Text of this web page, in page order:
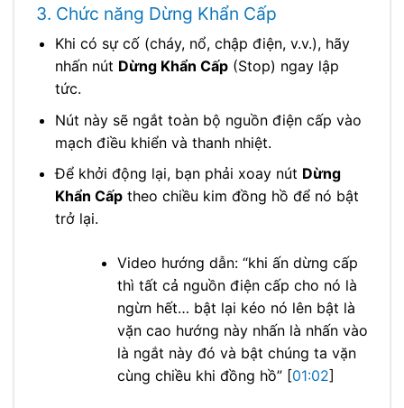
3. Chức năng Dừng Khẩn Cấp
Khi có sự cố (cháy, nổ, chập điện, v.v.), hãy
nhấn nút Dừng Khẩn Cấp(Stop) ngay lập
tức.
Nút này sẽ ngắt toàn bộ nguồn điện cấp vào
mạch điều khiển và thanh nhiệt.
Để khởi động lại, bạn phải xoay nút Dừng
Khẩn Cấptheo chiều kim đồng hồ để nó bật
trở lại.
Video hướng dẫn: “khi ấn dừng cấp
thì tất cả nguồn điện cấp cho nó là
ngừn hết… bật lại kéo nó lên bật là
vặn cao hướng này nhấn là nhấn vào
là ngắt này đó và bật chúng ta vặn
cùng chiều khi đồng hồ” [01:02]